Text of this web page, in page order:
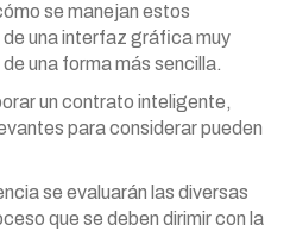
se manejan estos
una interfaz gráfica muy
una forma más sencilla.
un contrato inteligente,
para considerar pueden
se evaluarán las diversas
que se deben dirimir con la